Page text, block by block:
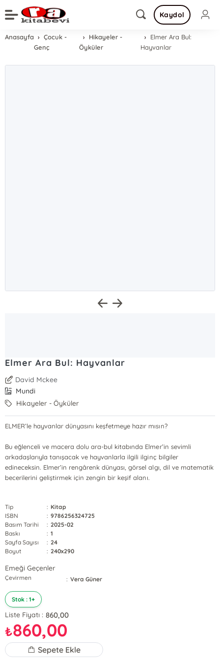
Kaydol
Anasayfa
Çocuk -
Genç
Hikayeler -
Öyküler
Elmer Ara Bul:
Hayvanlar
Elmer Ara Bul: Hayvanlar
David Mckee
Mundi
Hikayeler - Öyküler
ELMER’le hayvanlar dünyasını keşfetmeye hazır mısın?
Bu eğlenceli ve macera dolu ara-bul kitabında Elmer’in sevimli
arkadaşlarıyla tanışacak ve hayvanlarla ilgili ilginç bilgiler
edineceksin. Elmer’in rengârenk dünyası, görsel algı, dil ve matematik
becerilerini geliştirmek için zengin bir keşif alanı.
Tip : Kitap
ISBN
: 9786256324725
Basım Tarihi
: 2025-02
Baskı
: 1
Sayfa Sayısı
: 24
Boyut
: 240x290
Emeği Geçenler
Çevirmen : Vera Güner
Stok : 1+
Liste Fiyatı : 860,00
₺860,00
Sepete Ekle